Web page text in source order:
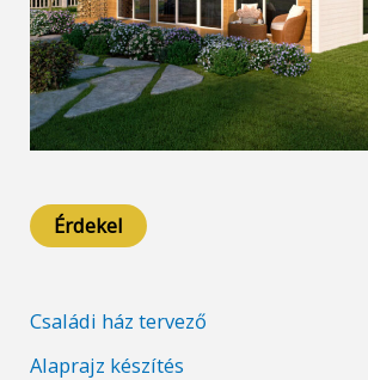
Érdekel
Családi ház tervező
Alaprajz készítés